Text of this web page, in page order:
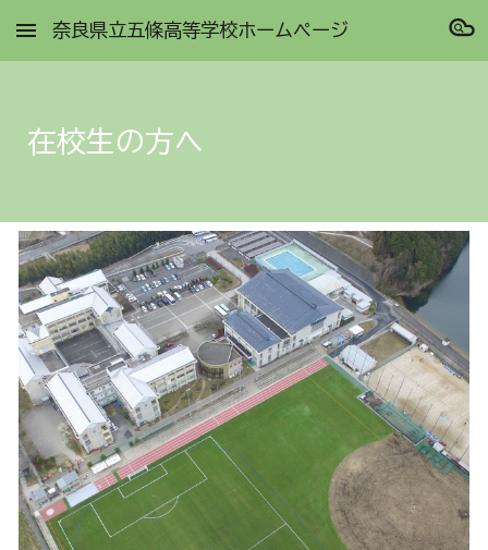
Skip to main content Skip to navigation
奈良県立五條高等学校ホームページ
在校生の方へ